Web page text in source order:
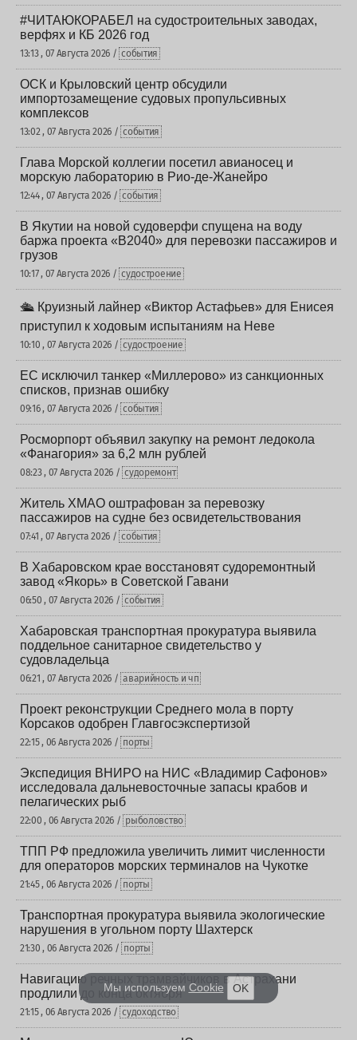
#ЧИТАЮКОРАБЕЛ на судостроительных заводах,
верфях и КБ 2026 год
13:13 , 07 Августа 2026 / события
ОСК и Крыловский центр обсудили
импортозамещение судовых пропульсивных
комплексов
13:02 , 07 Августа 2026 / события
Глава Морской коллегии посетил авианосец и
морскую лабораторию в Рио-де-Жанейро
12:44 , 07 Августа 2026 / события
В Якутии на новой судоверфи спущена на воду
баржа проекта «В2040» для перевозки пассажиров и
грузов
10:17 , 07 Августа 2026 / судостроение
🛳️ Круизный лайнер «Виктор Астафьев» для Енисея
приступил к ходовым испытаниям на Неве
10:10 , 07 Августа 2026 / судостроение
ЕС исключил танкер «Миллерово» из санкционных
списков, признав ошибку
09:16 , 07 Августа 2026 / события
Росморпорт объявил закупку на ремонт ледокола
«Фанагория» за 6,2 млн рублей
08:23 , 07 Августа 2026 / судоремонт
Житель ХМАО оштрафован за перевозку
пассажиров на судне без освидетельствования
07:41 , 07 Августа 2026 / события
В Хабаровском крае восстановят судоремонтный
завод «Якорь» в Советской Гавани
06:50 , 07 Августа 2026 / события
Хабаровская транспортная прокуратура выявила
поддельное санитарное свидетельство у
судовладельца
06:21 , 07 Августа 2026 / аварийность и чп
Проект реконструкции Среднего мола в порту
Корсаков одобрен Главгосэкспертизой
22:15 , 06 Августа 2026 / порты
Экспедиция ВНИРО на НИС «Владимир Сафонов»
исследовала дальневосточные запасы крабов и
пелагических рыб
22:00 , 06 Августа 2026 / рыболовство
ТПП РФ предложила увеличить лимит численности
для операторов морских терминалов на Чукотке
21:45 , 06 Августа 2026 / порты
Транспортная прокуратура выявила экологические
нарушения в угольном порту Шахтерск
21:30 , 06 Августа 2026 / порты
Навигацию речных трамвайчиков в Астрахани
продлили до конца октября
21:15 , 06 Августа 2026 / судоходство
Мы используем Cookie OK